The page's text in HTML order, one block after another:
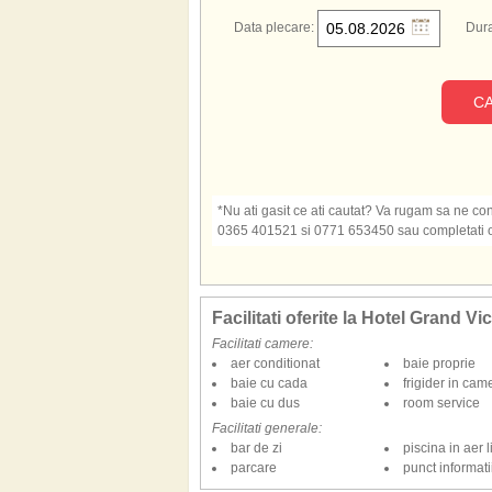
Data plecare:
*Nu ati gasit ce ati cautat? Va rugam sa ne
0365 401521 si 0771 653450 sau completati
Facilitati oferite la Hotel Grand
Facilitati camere:
aer conditionat
baie cu cada
baie cu dus
baie proprie
frigider in
room service
Facilitati generale:
bar de zi
parcare
piscina in aer
punct